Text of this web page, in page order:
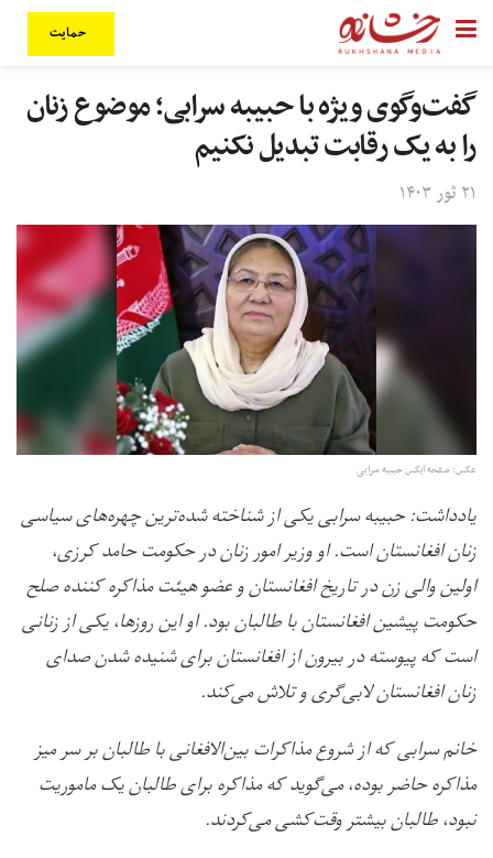
حمایت
گفت‌وگوی ویژه با حبیبه سرابی؛ موضوع زنان
را به یک رقابت تبدیل نکنیم
۲۱ ثور ۱۴۰۳
عکس: صفحه ایکس حبیبه سرابی
یادداشت: حبیبه سرابی یکی از شناخته شده‌ترین چهره‌های سیاسی
زنان افغانستان است. او وزیر امور زنان در حکومت حامد کرزی،
اولین والی زن در تاریخ افغانستان و عضو هیئت مذاکره کننده صلح
حکومت پیشین افغانستان با طالبان بود. او این روزها، یکی از زنانی
است که پیوسته در بیرون از افغانستان برای شنیده شدن صدای
زنان افغانستان لابی‌گری و تلاش می‌کند.
خانم سرابی که از شروع مذاکرات بین‌الافغانی با طالبان بر سر میز
مذاکره حاضر بوده، می‌گوید که مذاکره برای طالبان یک ماموریت
نبود، طالبان بیشتر وقت‌کشی می‌کردند.